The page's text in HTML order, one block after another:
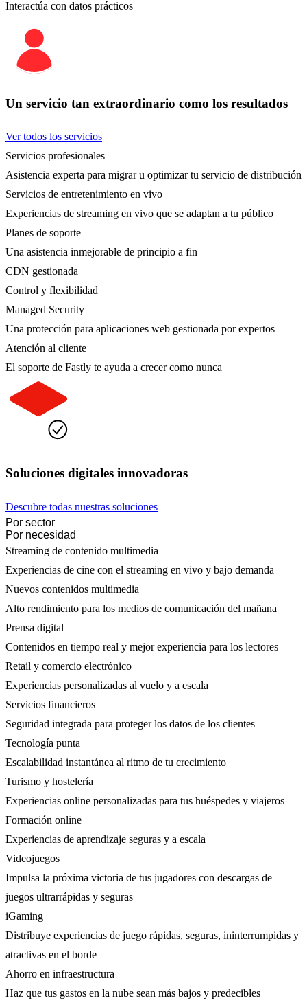
Interactúa con datos prácticos
Un servicio tan extraordinario como los resultados
Ver todos los servicios
Servicios profesionales
Asistencia experta para migrar u optimizar tu servicio de distribución
Servicios de entretenimiento en vivo
Experiencias de streaming en vivo que se adaptan a tu público
Planes de soporte
Una asistencia inmejorable de principio a fin
CDN gestionada
Control y flexibilidad
Managed Security
Una protección para aplicaciones web gestionada por expertos
Atención al cliente
El soporte de Fastly te ayuda a crecer como nunca
Soluciones digitales innovadoras
Descubre todas nuestras soluciones
Por sector
Por necesidad
Streaming de contenido multimedia
Experiencias de cine con el streaming en vivo y bajo demanda
Nuevos contenidos multimedia
Alto rendimiento para los medios de comunicación del mañana
Prensa digital
Contenidos en tiempo real y mejor experiencia para los lectores
Retail y comercio electrónico
Experiencias personalizadas al vuelo y a escala
Servicios financieros
Seguridad integrada para proteger los datos de los clientes
Tecnología punta
Escalabilidad instantánea al ritmo de tu crecimiento
Turismo y hostelería
Experiencias online personalizadas para tus huéspedes y viajeros
Formación online
Experiencias de aprendizaje seguras y a escala
Videojuegos
Impulsa la próxima victoria de tus jugadores con descargas de
juegos ultrarrápidas y seguras
iGaming
Distribuye experiencias de juego rápidas, seguras, ininterrumpidas y
atractivas en el borde
Ahorro en infraestructura
Haz que tus gastos en la nube sean más bajos y predecibles